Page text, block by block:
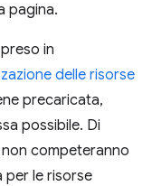
pagina.
in
delle risorse
precaricata,
possibile. Di
competeranno
per le risorse